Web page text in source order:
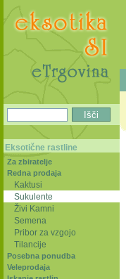
Eksotične rastline
Za zbiratelje
Redna prodaja
Kaktusi
Sukulente
Živi Kamni
Semena
Pribor za vzgojo
Tilancije
Posebna ponudba
Veleprodaja